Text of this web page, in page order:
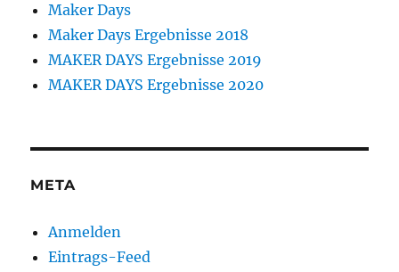
Maker Days
Maker Days Ergebnisse 2018
MAKER DAYS Ergebnisse 2019
MAKER DAYS Ergebnisse 2020
META
Anmelden
Eintrags-Feed